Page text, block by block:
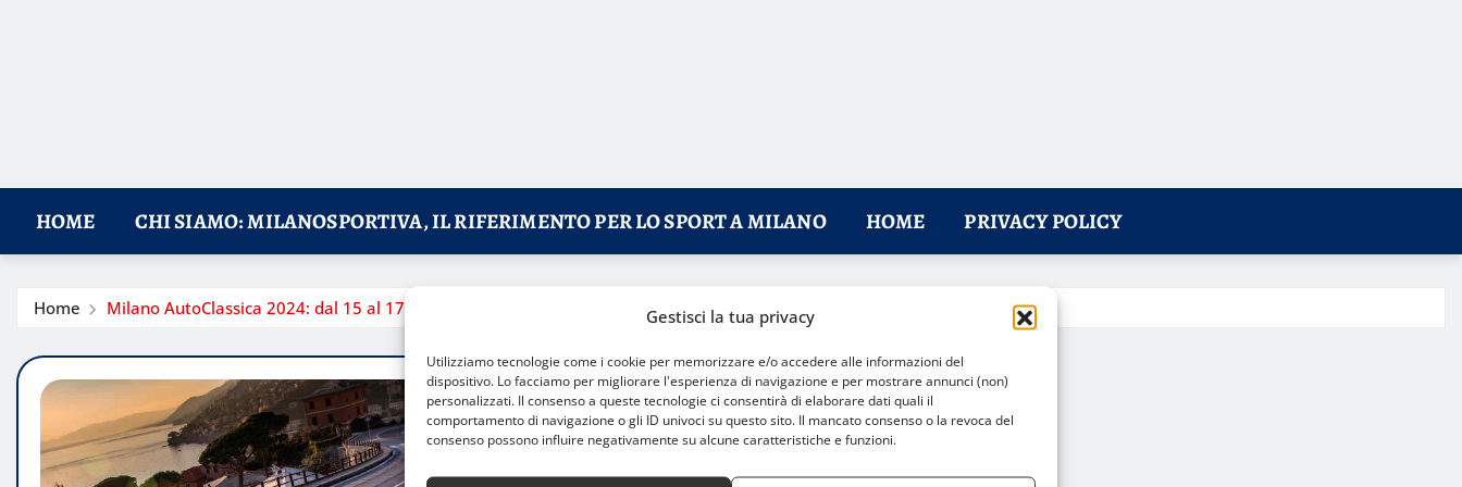
Gestisci la tua privacy
Utilizziamo tecnologie come i cookie per memorizzare e/o accedere alle informazioni del
dispositivo. Lo facciamo per migliorare l'esperienza di navigazione e per mostrare annunci (non)
personalizzati. Il consenso a queste tecnologie ci consentirà di elaborare dati quali il
comportamento di navigazione o gli ID univoci su questo sito. Il mancato consenso o la revoca del
consenso possono influire negativamente su alcune caratteristiche e funzioni.
HOME CHI SIAMO: MILANOSPORTIVA, IL RIFERIMENTO PER LO SPORT A MILANO HOME PRIVACY POLICY
Home Milano AutoClassica 2024: dal 15 al 17 novembre a Fiera Milano, l’evento per gli amanti delle auto storiche